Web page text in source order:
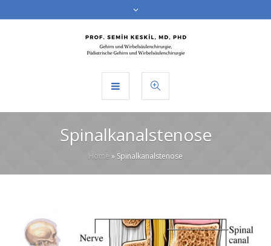
Spinalkanalstenose
Home » Spinalkanalstenose